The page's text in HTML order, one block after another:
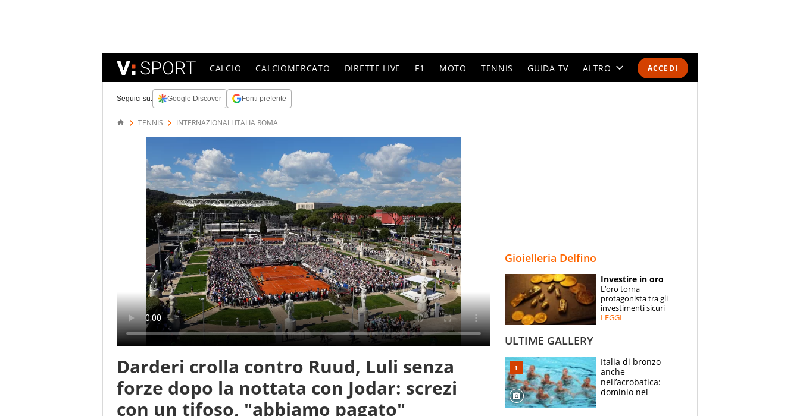
ACCEDI
CALCIO CALCIOMERCATO DIRETTE LIVE F1 MOTO TENNIS GUIDA TV ALTRO
SPECIALI
ESPERTI
Seguici su: Google Discover Fonti preferite
TENNIS INTERNAZIONALI ITALIA ROMA
Darderi crolla contro Ruud, Luli senza
forze dopo la nottata con Jodar: screzi
con un tifoso, "abbiamo pagato"
Gioielleria Delfino
Investire in oro
L’oro torna
protagonista tra gli
investimenti sicuri
LEGGI
ULTIME GALLERY
Italia di bronzo
anche
nell’acrobatica:
dominio nel